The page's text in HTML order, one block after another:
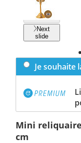
Previous
slide
Next
slide
Je souhaite
Mini
cm